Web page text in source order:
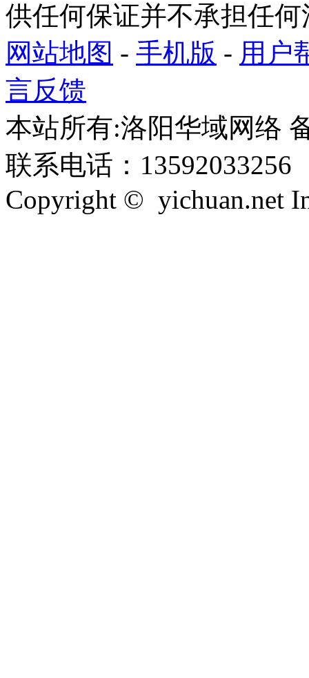
供任何保证并不承担任
网站地图 - 手机版 - 用户
言反馈
本站所有:洛阳华域网络
联系电话：13592033256
Copyright © yichuan.net